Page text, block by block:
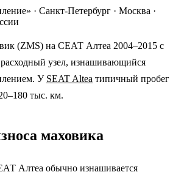
· Санкт-Петербург · Москва ·
(ZMS) на СЕАТ Алтеа 2004–2015 с
узел, изнашивающийся
У SEAT Altea типичный пробег
тыс. км.
маховика
Алтеа обычно изнашивается